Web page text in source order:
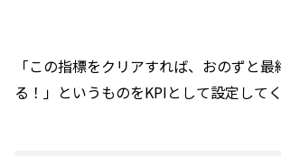
「この指標をクリアすれば、おのずと
る！」というものをKPIとして設定してく